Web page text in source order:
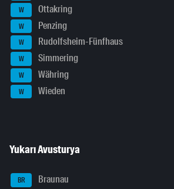
W Ottakring
W Penzing
W Rudolfsheim-Fünfhaus
W Simmering
W Währing
W Wieden
Yukarı Avusturya
BR Braunau